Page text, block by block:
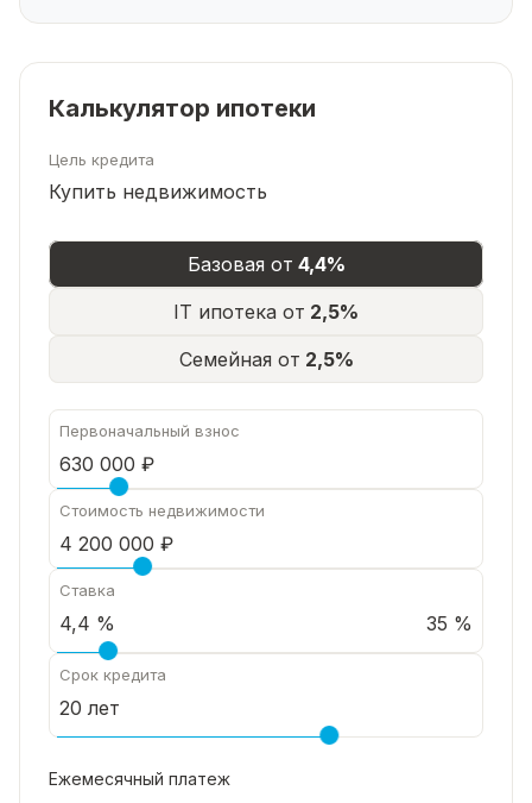
Калькулятор ипотеки
Цель кредита
Купить недвижимость
Базовая от 4,4%
IT ипотека от 2,5%
Семейная от 2,5%
Первоначальный взнос
Стоимость недвижимости
Ставка
35 %
Срок кредита
Ежемесячный платеж